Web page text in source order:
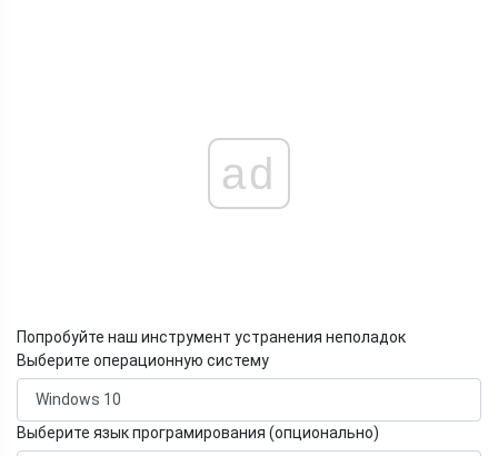
ad
Попробуйте наш инструмент устранения неполадок
Выберите операционную систему
Выберите язык програмирования (опционально)